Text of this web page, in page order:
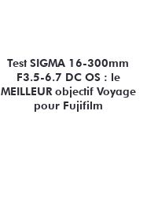
Test SIGMA 16-300mm
F3.5-6.7 DC OS : le
MEILLEUR objectif Voyage
pour Fujifilm